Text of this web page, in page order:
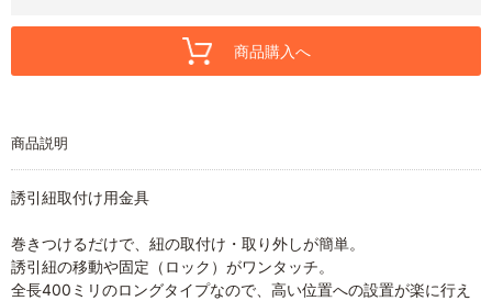
商品購入へ
商品説明
誘引紐取付け用金具
巻きつけるだけで、紐の取付け・取り外しが簡単。
誘引紐の移動や固定（ロック）がワンタッチ。
全長400ミリのロングタイプなので、高い位置への設置が楽に行え